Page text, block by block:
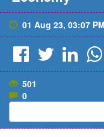
01 Aug 23, 03:07 PM
501
0